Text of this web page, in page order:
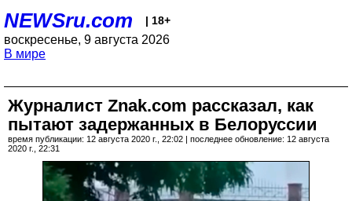
NEWSru.com | 18+
воскресенье, 9 августа 2026
В мире
Журналист Znak.com рассказал, как
пытают задержанных в Белоруссии
время публикации: 12 августа 2020 г., 22:02 | последнее обновление: 12 августа
2020 г., 22:31